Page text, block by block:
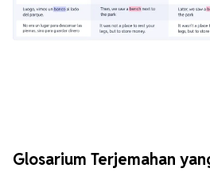
Glosarium Terjemahan